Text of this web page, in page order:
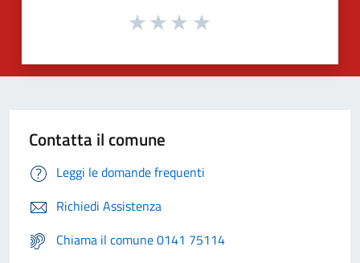
Contatta il comune
Leggi le domande frequenti
Richiedi Assistenza
Chiama il comune 0141 75114